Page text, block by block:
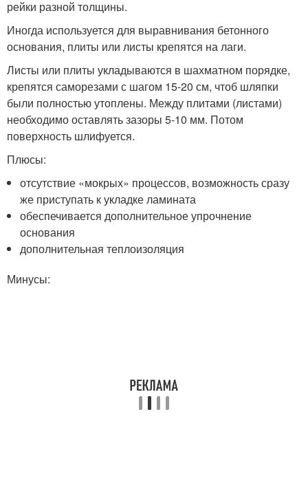
рейки разной толщины.
Иногда используется для выравнивания бетонного
основания, плиты или листы крепятся на лаги.
Листы или плиты укладываются в шахматном порядке,
крепятся саморезами с шагом 15-20 см, чтоб шляпки
были полностью утоплены. Между плитами (листами)
необходимо оставлять зазоры 5-10 мм. Потом
поверхность шлифуется.
Плюсы:
отсутствие «мокрых» процессов, возможность сразу
же приступать к укладке ламината
обеспечивается дополнительное упрочнение
основания
дополнительная теплоизоляция
Минусы: